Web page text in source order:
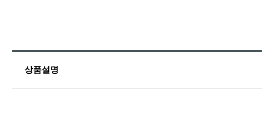
상품설명